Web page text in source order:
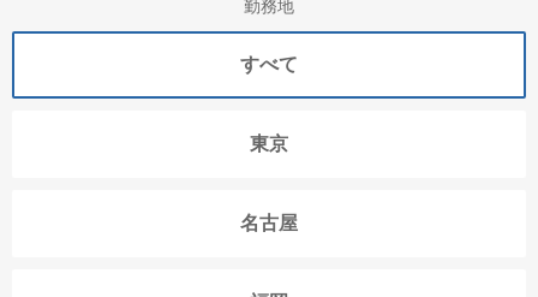
勤務地
すべて
東京
名古屋